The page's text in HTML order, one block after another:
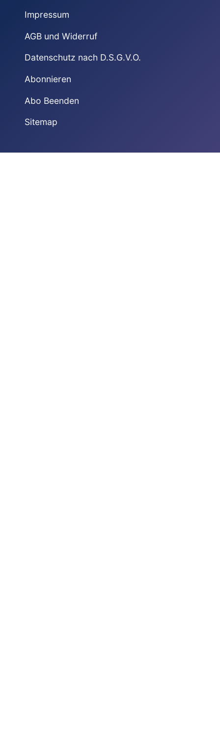
Impressum
AGB und Widerruf
Datenschutz nach D.S.G.V.O.
Abonnieren
Abo Beenden
Sitemap